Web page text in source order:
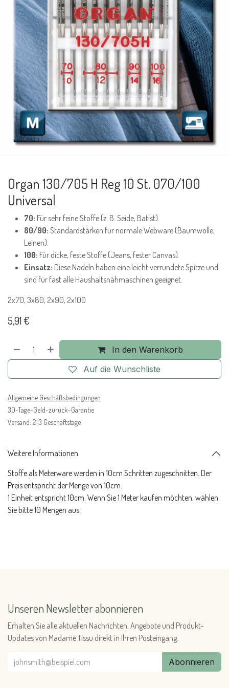
Organ 130/705 H Reg 10 St. 070/100
Universal
70: Für sehr feine Stoffe (z. B. Seide, Batist).
80/90: Standardstärken für normale Webware (Baumwolle,
Leinen).
100: Für dicke, feste Stoffe (Jeans, fester Canvas).
Einsatz: Diese Nadeln haben eine leicht verrundete Spitze und
sind für fast alle Haushaltsnähmaschinen geeignet.
2x70, 3x80, 2x90, 2x100
5,91 €
In den Warenkorb
Auf die Wunschliste
Allgemeine Geschäftsbedingungen
30-Tage-Geld-zurück-Garantie
Versand: 2-3 Geschäftstage
Weitere Informationen
Stoffe als Meterware werden in 10cm Schritten zugeschnitten. Der
Preis entspricht der Menge von 10cm.
1 Einheit entspricht 10cm. Wenn Sie 1 Meter kaufen möchten, wählen
Sie bitte 10 Mengen aus.
Unseren Newsletter abonnieren
Erhalten Sie alle aktuellen Nachrichten, Angebote und Produkt-
Updates von Madame Tissu direkt in Ihren Posteingang.
Abonnieren